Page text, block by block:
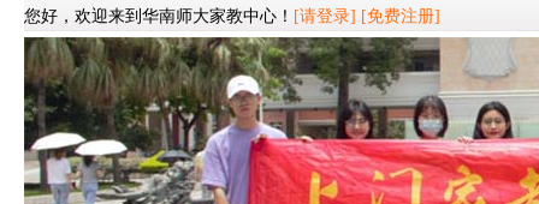
您好，欢迎来到华南师大家教中心！ [请登录] [免费注册]